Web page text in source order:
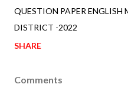
QUESTION PAPER ENGLISH
DISTRICT -2022
SHARE
Comments